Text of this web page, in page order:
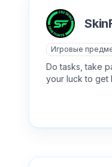
Игровые
Do tasks, take
your luck to get